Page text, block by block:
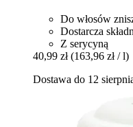
Do włosów
Dostarcza
Z serycyną
40,99 zł (163,96 zł / l)
Dostawa do 12